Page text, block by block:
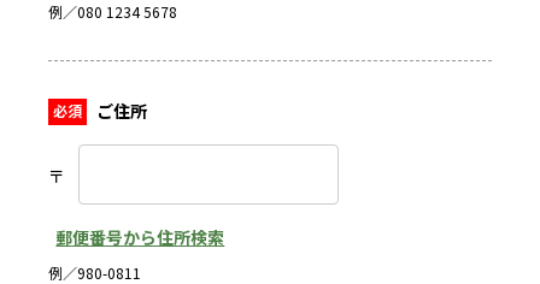
例／080 1234 5678
ご住所
〒
郵便番号から住所検索
例／980-0811